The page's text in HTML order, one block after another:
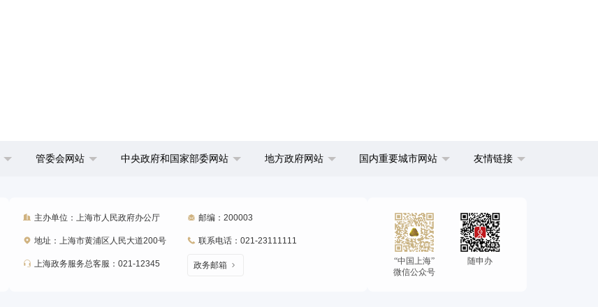
管委会网站 中央政府和国家部委网站 地方政府网站 国内重要城市网站 友情链接
主办单位：上海市人民政府办公厅
地址：上海市黄浦区人民大道200号
上海政务服务总客服：021-12345
邮编：200003
联系电话：021-23111111
政务邮箱
“中国上海”
微信公众号
随申办